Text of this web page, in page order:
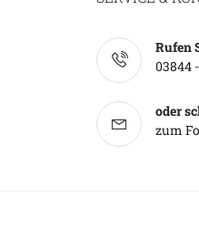
Rufen
03844
oder
zum